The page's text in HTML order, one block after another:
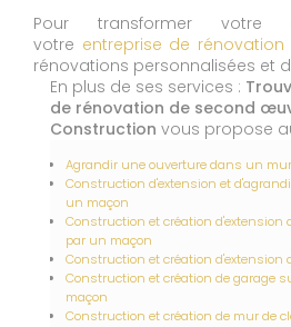
Pour transformer votre
votre entreprise de rénovation
rénovations personnalisées et
En plus de ses services :
de rénovation de second
Construction vous propose
Agrandir une ouverture dans un
Construction d'extension et
un maçon
Construction et création d'extension
par un maçon
Construction et création d'extension
Construction et création de garage
maçon
Construction et création de mur de